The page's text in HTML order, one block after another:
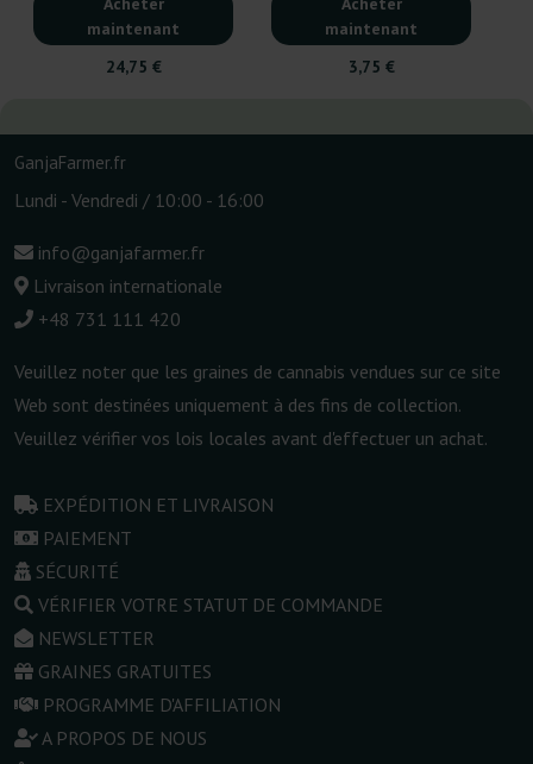
maintenant
24,75 €
maintenant
3,75 €
GanjaFarmer.fr
Lundi - Vendredi / 10:00 - 16:00
info@ganjafarmer.fr
Livraison internationale
+48 731 111 420
Veuillez noter que les graines de cannabis vendues sur ce site
Web sont destinées uniquement à des fins de collection.
Veuillez vérifier vos lois locales avant d'effectuer un achat.
EXPÉDITION ET LIVRAISON
PAIEMENT
SÉCURITÉ
VÉRIFIER VOTRE STATUT DE COMMANDE
NEWSLETTER
GRAINES GRATUITES
PROGRAMME D'AFFILIATION
A PROPOS DE NOUS